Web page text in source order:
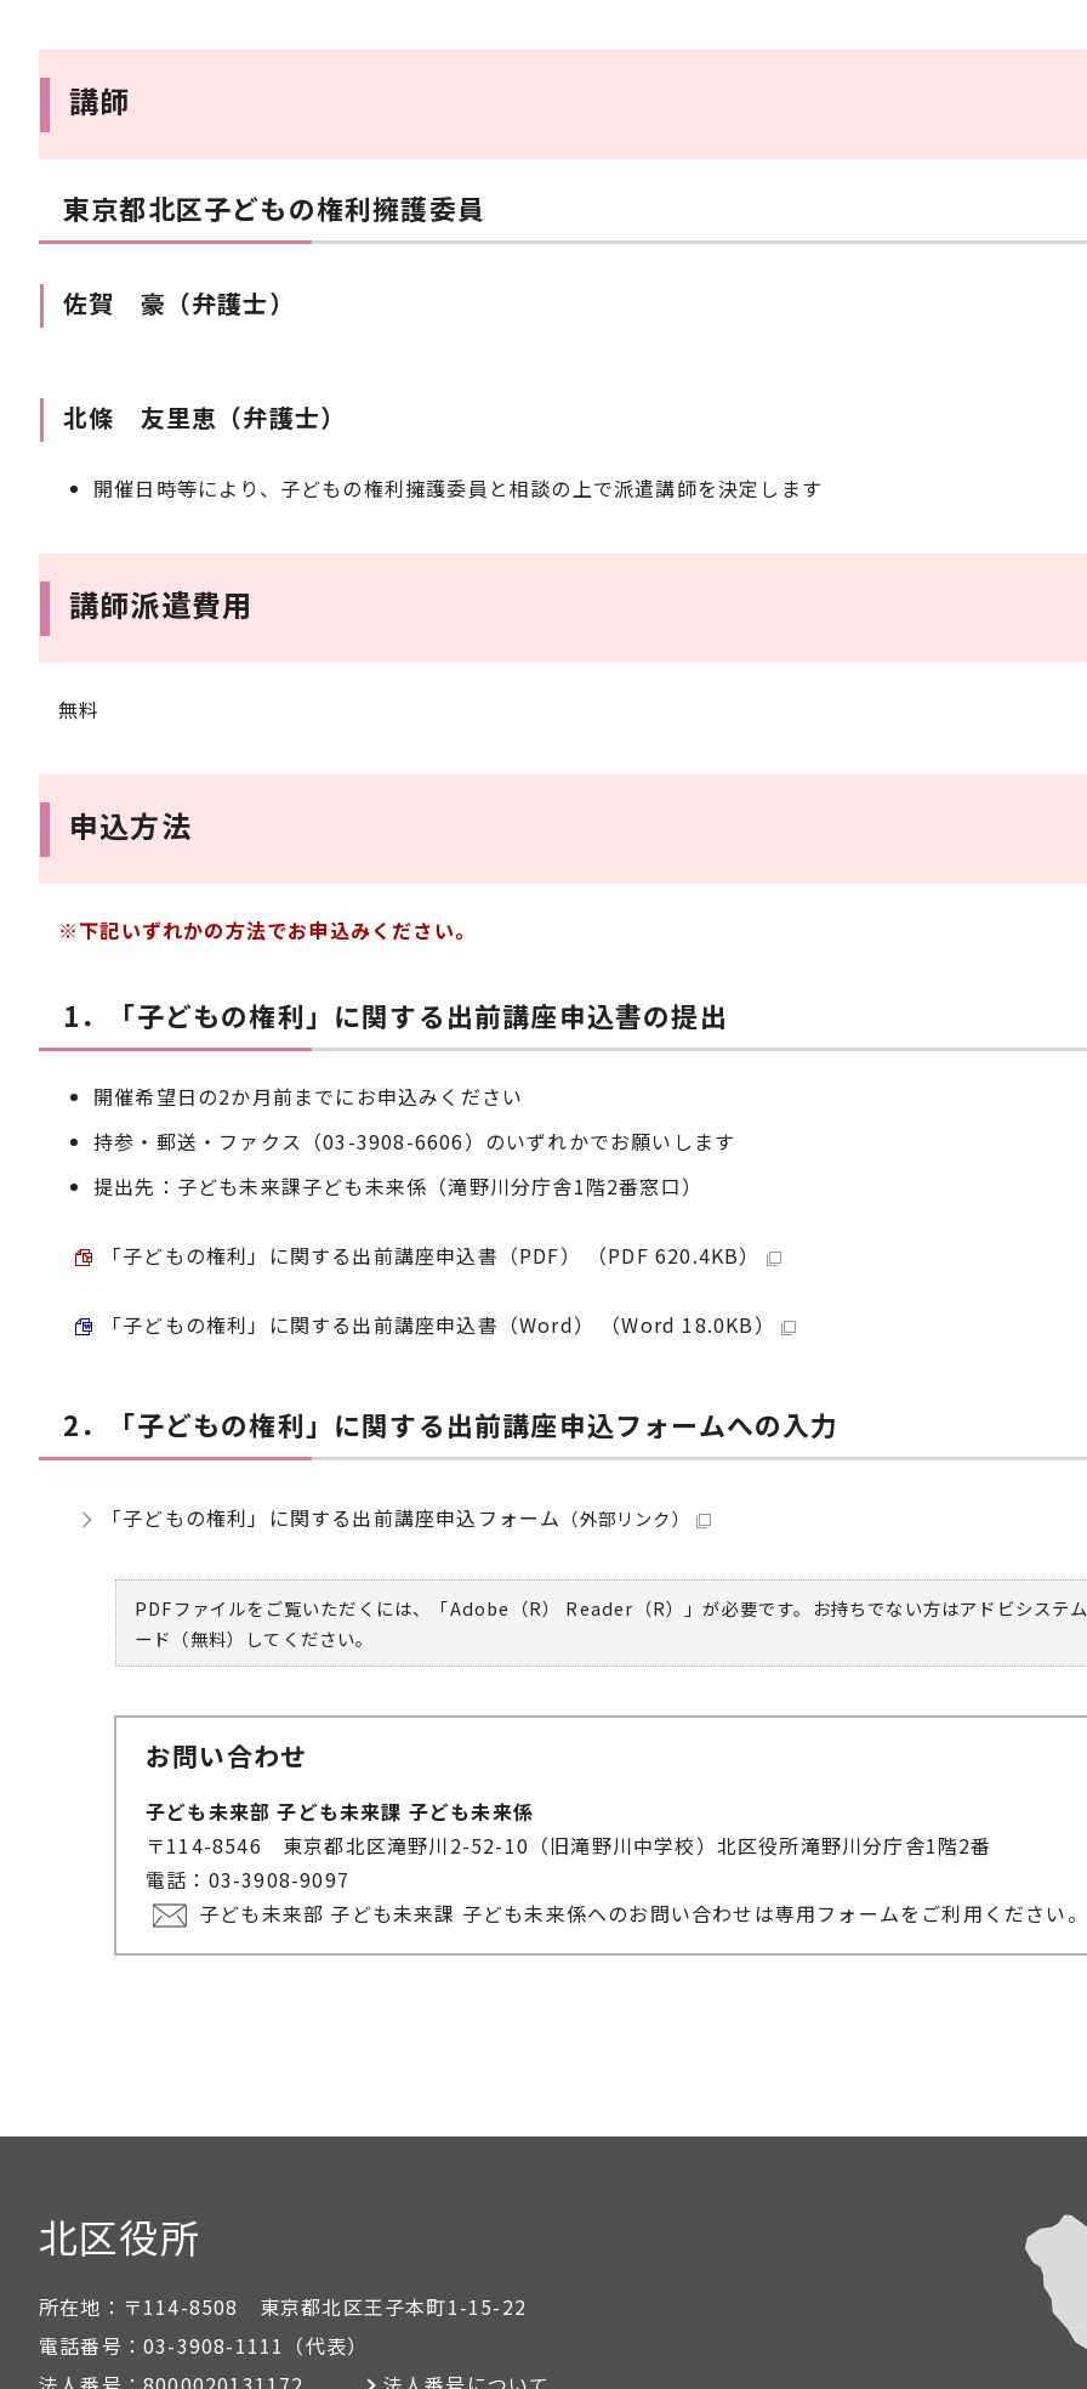
講師
東京都北区子どもの権利擁護委員
佐賀 豪（弁護士）
北條 友里恵（弁護士）
開催日時等により、子どもの権利擁護委員と相談の上で派遣講師を決定します
講師派遣費用
無料
申込方法
※下記いずれかの方法でお申込みください。
1．「子どもの権利」に関する出前講座申込書の提出
開催希望日の2か月前までにお申込みください
持参・郵送・ファクス（03-3908-6606）のいずれかでお願いします
提出先：子ども未来課子ども未来係（滝野川分庁舎1階2番窓口）
「子どもの権利」に関する出前講座申込書（PDF） （PDF 620.4KB）
「子どもの権利」に関する出前講座申込書（Word） （Word 18.0KB）
2．「子どもの権利」に関する出前講座申込フォームへの入力
「子どもの権利」に関する出前講座申込フォーム （外部リンク）
PDFファイルをご覧いただくには、「Adobe（R） Reader（R）」が必要です。お持ちでない方はアドビシステ
ード（無料）してください。
お問い合わせ
子ども未来部 子ども未来課 子ども未来係
〒114-8546 東京都北区滝野川2-52-10（旧滝野川中学校）北区役所滝野川分庁舎1階2番
電話：03-3908-9097
子ども未来部 子ども未来課 子ども未来係へのお問い合わせは専用フォームをご利用ください。
北区役所
所在地： 〒114-8508 東京都北区王子本町1-15-22
電話番号： 03-3908-1111 （代表）